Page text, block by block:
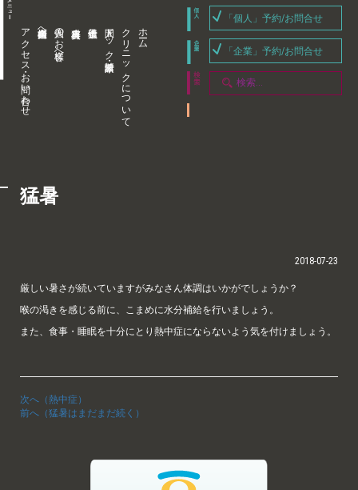
アクセス・お問い合わせ 企業内担当者様へ 個人のお客様へ 人間ドック・健康診断 クリニックについて ホーム
「個人」予約/お問合せ
「企業」予約/お問合せ
猛暑
2018-07-23
厳しい暑さが続いていますがみなさん体調はいかがでしょうか？
喉の渇きを感じる前に、こまめに水分補給を行いましょう。
また、食事・睡眠を十分にとり熱中症にならないよう気を付けましょう。
次へ（熱中症）
前へ（猛暑はまだまだ続く）